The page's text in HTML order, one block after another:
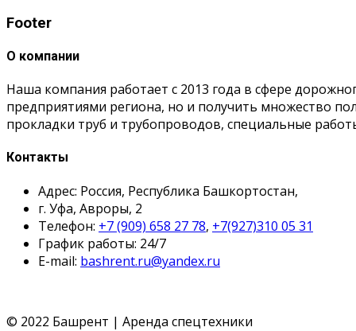
Footer
О компании
Наша компания работает с 2013 года в сфере
предприятиями региона, но и получить множество
прокладки труб и трубопроводов, специальные
Контакты
Адрес: Россия, Республика Башкортостан,
г. Уфа, Авроры, 2
Телефон: +7 (909) 658 27 78, +7(927)310 05 31
График работы: 24/7
E-mail: bashrent.ru@yandex.ru
© 2022 Башрент | Аренда спецтехники